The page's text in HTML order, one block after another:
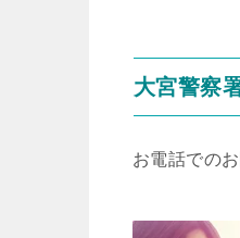
大宮警察
お電話での